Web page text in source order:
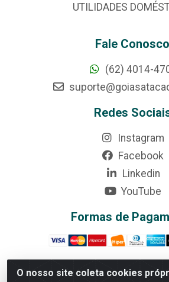
O nosso site coleta cookies
UTILIDADES
Fale Conosco
(62) 4014-
Redes
Instagram
Facebook
Linkedin
YouTube
Formas de